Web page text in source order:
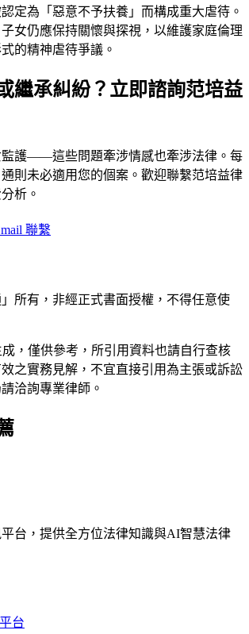
定為「惡意不予扶養」而構成重大虐待。
女仍應保持關懷與探視，以維護家庭倫理
的精神虐待爭議。
繼承糾紛？立即諮詢范培益
監護——這些問題牽涉情感也牽涉法律。每
則未必適用您的個案。歡迎聯繫范培益律
析。
聯繫
所有，非經正式書面授權，不得任意使
，僅供參考，所引用資料也請自行查核
之實務見解，不宜直接引用為主張或訴訟
洽詢專業律師。
台，提供全方位法律知識與AI智慧法律
台